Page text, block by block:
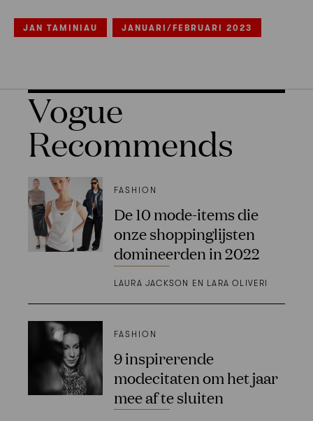
JAN TAMINIAU JANUARI/FEBRUARI 2023
Vogue
Recommends
FASHION
De 10 mode-items die
onze shoppinglijsten
domineerden in 2022
LAURA JACKSON EN LARA OLIVERI
FASHION
9 inspirerende
modecitaten om het jaar
mee af te sluiten